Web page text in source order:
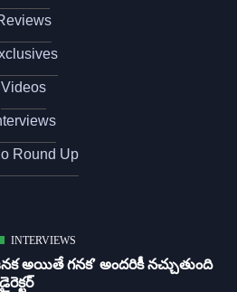
Videos
Round Up
INTERVIEWS
అయితే గ‌న‌క‌’ అందరికీ నచ్చుతుంది